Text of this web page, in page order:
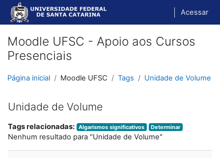
Ir para o conteúdo principal
Acessar
Moodle UFSC - Apoio aos Cursos
Presenciais
Página inicial Moodle UFSC Tags Unidade de Volume
Unidade de Volume
Tags relacionadas: Algarismos significativos Determinar
Nenhum resultado para "Unidade de Volume"